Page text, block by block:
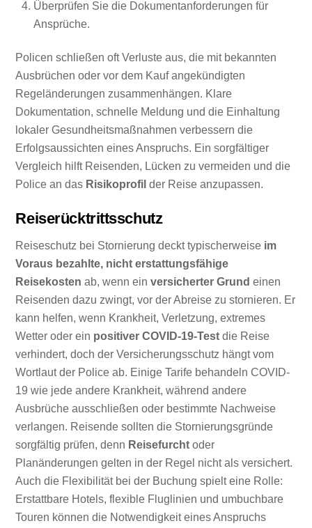
Überprüfen Sie die Dokumentanforderungen für
Ansprüche.
Policen schließen oft Verluste aus, die mit bekannten
Ausbrüchen oder vor dem Kauf angekündigten
Regeländerungen zusammenhängen. Klare
Dokumentation, schnelle Meldung und die Einhaltung
lokaler Gesundheitsmaßnahmen verbessern die
Erfolgsaussichten eines Anspruchs. Ein sorgfältiger
Vergleich hilft Reisenden, Lücken zu vermeiden und die
Police an das Risikoprofil der Reise anzupassen.
Reiserücktrittsschutz
Reiseschutz bei Stornierung deckt typischerweise im
Voraus bezahlte, nicht erstattungsfähige
Reisekosten ab, wenn einversicherter Grund einen
Reisenden dazu zwingt, vor der Abreise zu stornieren. Er
kann helfen, wenn Krankheit, Verletzung, extremes
Wetter oder ein positiver COVID-19-Test die Reise
verhindert, doch der Versicherungsschutz hängt vom
Wortlaut der Police ab. Einige Tarife behandeln COVID-
19 wie jede andere Krankheit, während andere
Ausbrüche ausschließen oder bestimmte Nachweise
verlangen. Reisende sollten die Stornierungsgründe
sorgfältig prüfen, denn Reisefurcht oder
Planänderungen gelten in der Regel nicht als versichert.
Auch die Flexibilität bei der Buchung spielt eine Rolle:
Erstattbare Hotels, flexible Fluglinien und umbuchbare
Touren können die Notwendigkeit eines Anspruchs